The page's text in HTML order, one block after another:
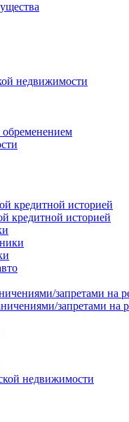
недвижимости
обременением
кредитной историей
кредитной историей
запретами на
запретами на
недвижимости